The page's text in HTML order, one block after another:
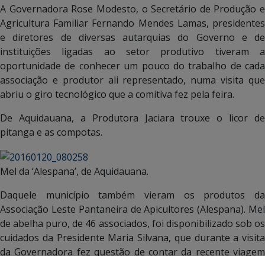
A Governadora Rose Modesto, o Secretário de Produção e
Agricultura Familiar Fernando Mendes Lamas, presidentes
e diretores de diversas autarquias do Governo e de
instituições ligadas ao setor produtivo tiveram a
oportunidade de conhecer um pouco do trabalho de cada
associação e produtor ali representado, numa visita que
abriu o giro tecnológico que a comitiva fez pela feira.
De Aquidauana, a Produtora Jaciara trouxe o licor de
pitanga e as compotas.
Mel da ‘Alespana’, de Aquidauana.
Daquele município também vieram os produtos da
Associação Leste Pantaneira de Apicultores (Alespana). Mel
de abelha puro, de 46 associados, foi disponibilizado sob os
cuidados da Presidente Maria Silvana, que durante a visita
da Governadora fez questão de contar da recente viagem